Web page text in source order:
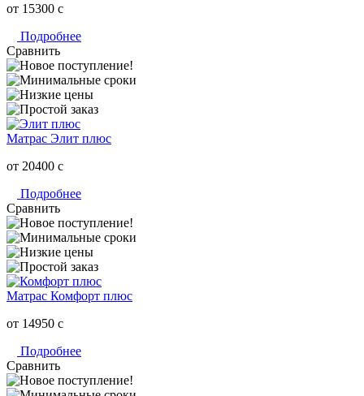
от 15300 c
Подробнее
Сравнить
Матрас Элит плюс
от 20400 c
Подробнее
Сравнить
Матрас Комфорт плюс
от 14950 c
Подробнее
Сравнить